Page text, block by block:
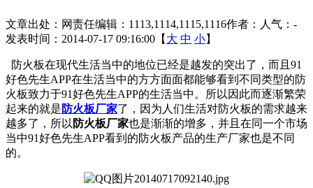
文章出处： 网责任编辑：1113,1114,1115,1116作者： 人气： -
发表时间：2014-07-17 09:16:00【 大 中 小】
防火板在现代生活当中的地位已经是越发的突出了，而且91
好色先生APP在生活当中的方方面面都能够看到不同类型的防
火板致力于91好色先生APP的生活当中。所以因此而逐渐繁荣
起来的就是 防火板厂家了，因为人们生活对防火板的需求越来
越多了，所以 防火板厂家也是渐渐的增多，并且在同一个市场
当中91好色先生APP看到的防火板产品的生产厂家也是不同
的。